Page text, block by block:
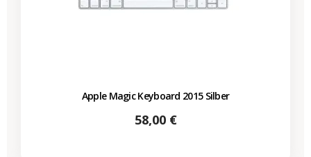
Apple Magic Keyboard 2015 Silber
Preis
58,00 €